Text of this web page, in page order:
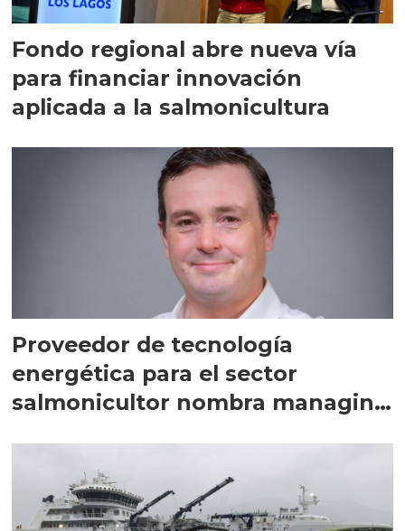
Fondo regional abre nueva vía
para financiar innovación
aplicada a la salmonicultura
Proveedor de tecnología
energética para el sector
salmonicultor nombra managing